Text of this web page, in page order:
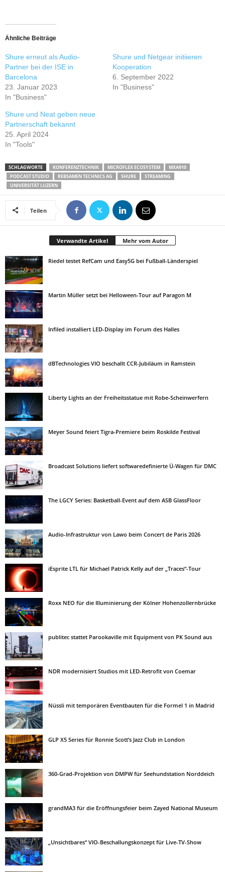
Ähnliche Beiträge
Shure erneut als Audio-
Partner bei der ISE in
Barcelona
23. Januar 2023
In "Business"
Shure und Netgear initiieren
Kooperation
6. September 2022
In "Business"
Shure und Neat geben neue
Partnerschaft bekannt
25. April 2024
In "Tools"
SCHLAGWORTE KONFERENZTECHNIK MICROFLEX ECOSYSTEM
MXA910
PODCAST STUDIO
REBSAMEN TECHNICS AG SHURE
STREAMING
UNIVERSITÄT LUZERN
Teilen
Verwandte Artikel Mehr vom Autor
Riedel testet RefCam und Easy5G bei Fußball-Länderspiel
Martin Müller setzt bei Helloween-Tour auf Paragon M
Infiled installiert LED-Display im Forum des Halles
dBTechnologies VIO beschallt CCR-Jubiläum in Ramstein
Liberty Lights an der Freiheitsstatue mit Robe-Scheinwerfern
Meyer Sound feiert Tigra-Premiere beim Roskilde Festival
Broadcast Solutions liefert softwaredefinierte Ü-Wagen für DMC
The LGCY Series: Basketball-Event auf dem ASB GlassFloor
Audio-Infrastruktur von Lawo beim Concert de Paris 2026
iEsprite LTL für Michael Patrick Kelly auf der „Traces“-Tour
Roxx NEO für die Illuminierung der Kölner Hohenzollernbrücke
publitec stattet Parookaville mit Equipment von PK Sound aus
NDR modernisiert Studios mit LED-Retrofit von Coemar
Nüssli mit temporären Eventbauten für die Formel 1 in Madrid
GLP X5 Series für Ronnie Scott’s Jazz Club in London
360-Grad-Projektion von DMPW für Seehundstation Norddeich
grandMA3 für die Eröffnungsfeier beim Zayed National Museum
„Unsichtbares“ VIO-Beschallungskonzept für Live-TV-Show